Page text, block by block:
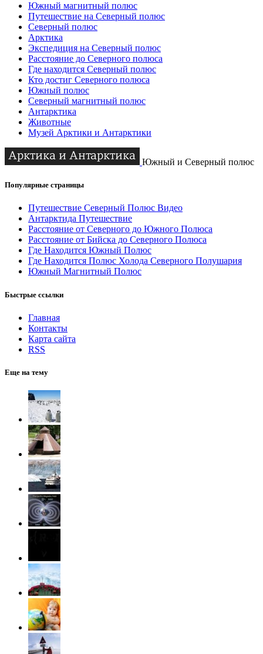
Южный магнитный полюс
Путешествие на Северный полюс
Северный полюс
Арктика
Экспедиция на Северный полюс
Расстояние до Северного полюса
Где находится Северный полюс
Кто достиг Северного полюса
Южный полюс
Северный магнитный полюс
Антарктика
Животные
Музей Арктики и Антарктики
Южный и Северный полюс
Популярные страницы
Путешествие Северный Полюс Видео
Антарктида Путешествие
Расстояние от Северного до Южного Полюса
Расстояние от Бийска до Северного Полюса
Где Находится Южный Полюс
Где Находится Полюс Холода Северного Полушария
Южный Магнитный Полюс
Быстрые ссылки
Главная
Контакты
Карта сайта
RSS
Еще на тему